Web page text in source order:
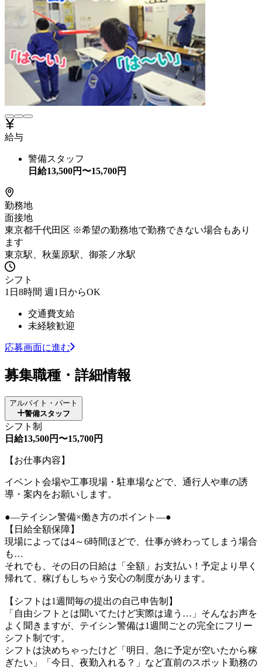
給与
警備スタッフ
日給13,500円〜15,700円
勤務地
面接地
東京都千代田区 ※希望の勤務地で勤務できない場合もあり
ます
東京駅、秋葉原駅、御茶ノ水駅
シフト
1日8時間 週1日からOK
交通費支給
未経験歓迎
応募画面に進む
募集職種・詳細情報
アルバイト・パート
警備スタッフ
シフト制
日給13,500円〜15,700円
【お仕事内容】
イベント会場や工事現場・駐車場などで、通行人や車の誘
導・案内をお願いします。
●―テイシン警備×働き方のポイント―●
【日給全額保障】
現場によっては4～6時間ほどで、仕事が終わってしまう場合
も…
それでも、その日の日給は「全額」お支払い！予定より早く
帰れて、稼げもしちゃう安心の制度があります。
【シフトは1週間毎の提出の自己申告制】
「自由シフトとは聞いてたけど実際は違う…」そんなお声を
よく聞きますが、テイシン警備は1週間ごとの完全にフリー
シフト制です。
シフトは決めちゃったけど「明日、急に予定が空いたから稼
ぎたい」「今日、夜勤入れる？」など直前のスポット勤務の